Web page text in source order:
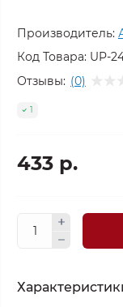
Производитель:
Код Товара: UP-
Отзывы: (0)
1
433 р.